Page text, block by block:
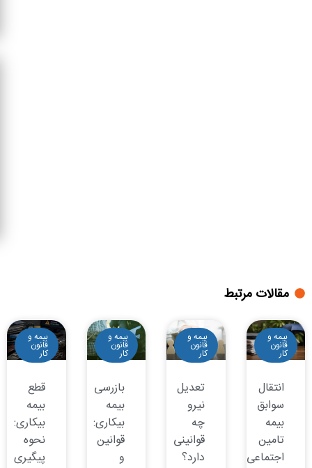
مقالات مرتبط
بیمه و
قانون
کار
انتقال
سوابق
بیمه
تامین
اجتماعی
بیمه و
قانون
کار
تعدیل
نیرو
چه
قوانینی
دارد؟
بیمه و
قانون
کار
بازرسی
بیمه
بیکاری:
قوانین
و
بیمه و
قانون
کار
قطع
بیمه
بیکاری:
نحوه
پیگیری